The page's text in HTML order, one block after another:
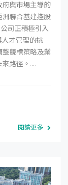
與市場主導的
聯合基建控股
司正積極引入
才管理的挑
競標策略及業
路徑。....
閱讀更多